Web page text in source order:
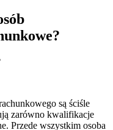
są ściśle
zarówno kwalifikacje
Przede wszystkim osoba